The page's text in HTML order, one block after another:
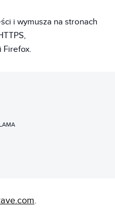
i wymusza na stronach
Firefox.
.